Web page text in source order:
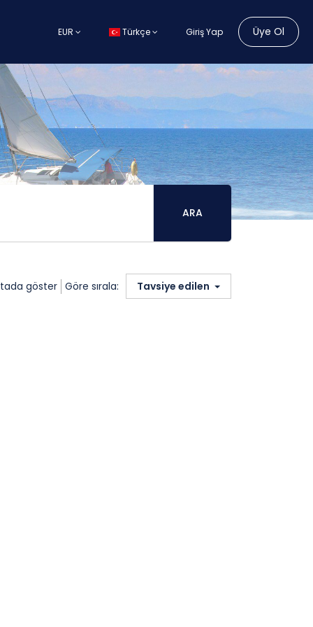
EUR Türkçe Giriş Yap Üye Ol
ARA
göster Göre sırala: Tavsiye edilen